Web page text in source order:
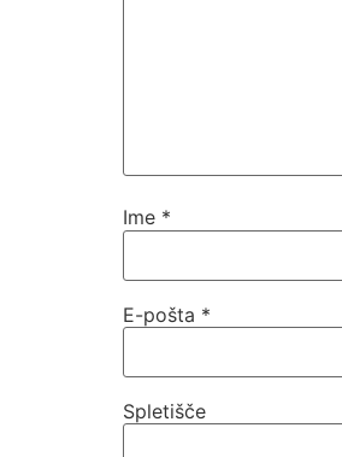
Ime *
E-pošta *
Spletišče